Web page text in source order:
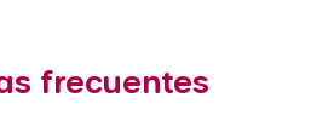
frecuentes